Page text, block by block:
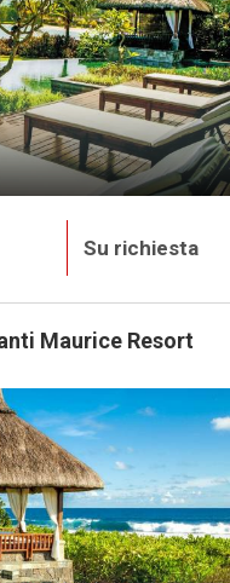
Su richiesta
Maurice Resort